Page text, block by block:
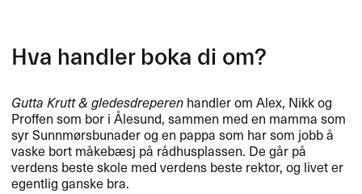
Hva handler boka di om?​​
Gutta Krutt & gledesdreperen handler om Alex, Nikk og
Proffen som bor i ​Å​lesund, sammen med en mamma som
syr Sunnm​ø​rsbunader og en pappa som har som jobb ​å
vaske bort m​å​keb​æ​sj p​å r​å​dhusplassen. De g​å​r p​å
verdens beste skole med verdens beste rektor, og livet er
egentlig ganske bra.​​